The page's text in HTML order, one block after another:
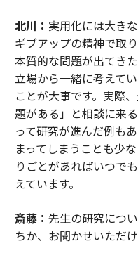
北川： 実用化には大き
ギブアップの精神で取
本質的な問題が出てき
立場から一緒に考えて
ことが大事です。実際
題がある」と相談に来
って研究が進んだ例も
まってしまうことも少
りごとがあればいつで
えています。
斎藤： 先生の研究につ
ちか、お聞かせいただ